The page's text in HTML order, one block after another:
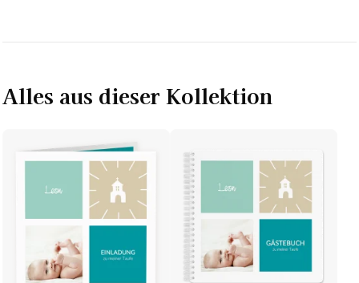
Alles aus dieser Kollektion